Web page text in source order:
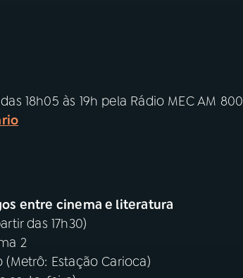
18h05 às 19h pela Rádio MEC AM 800
entre cinema e literatura
das 17h30)
2
(Metrô: Estação Carioca)